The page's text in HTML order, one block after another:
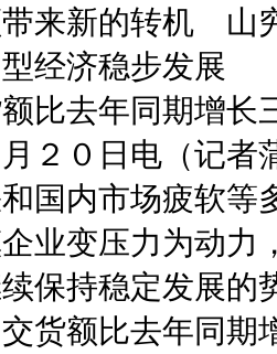
新的转机 山穷
经济稳步发展
比去年同期增长
２０日电（记者
国内市场疲软等
业变压力为动力
保持稳定发展的
货额比去年同期